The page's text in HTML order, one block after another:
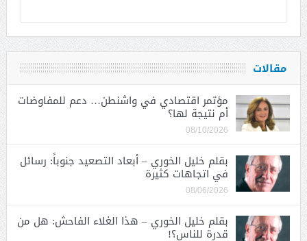
مقالات
مؤتمر اقتصادي في واشنطن… دعم للمفاوضات
أم نتيجة لها؟
08/10/2026
بقلم خليل الخوري – أبعاد التصعيد جنوباً: رسائل
في اتجاهات كثيرة
08/06/2026
بقلم خليل الخوري – هذا الغلاء الفاحش: هل من
قدرة للناس؟!